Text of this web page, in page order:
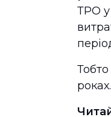
ТРО у
роках.